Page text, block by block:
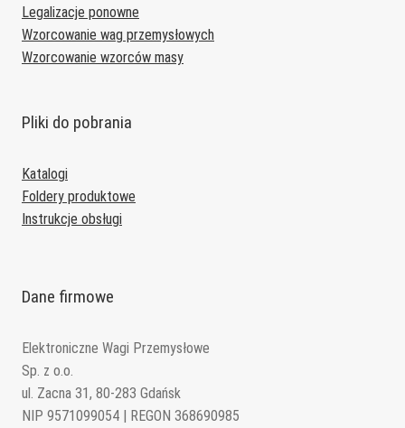
Legalizacje ponowne
Wzorcowanie wag przemysłowych
Wzorcowanie wzorców masy
Pliki do pobrania
Katalogi
Foldery produktowe
Instrukcje obsługi
Dane firmowe
Elektroniczne Wagi Przemysłowe
Sp. z o.o.
ul. Zacna 31, 80-283 Gdańsk
NIP 9571099054 | REGON 368690985